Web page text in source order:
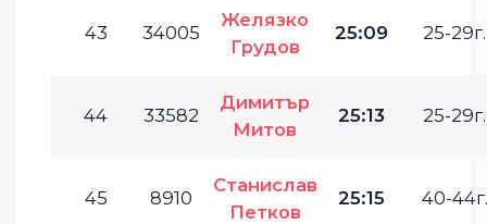
43 34005
Желязко
Грудов
25:09 25-29г.
44 33582
Димитър
Митов
25:13 25-29г.
45 8910
Станислав
Петков
25:15 40-44г.